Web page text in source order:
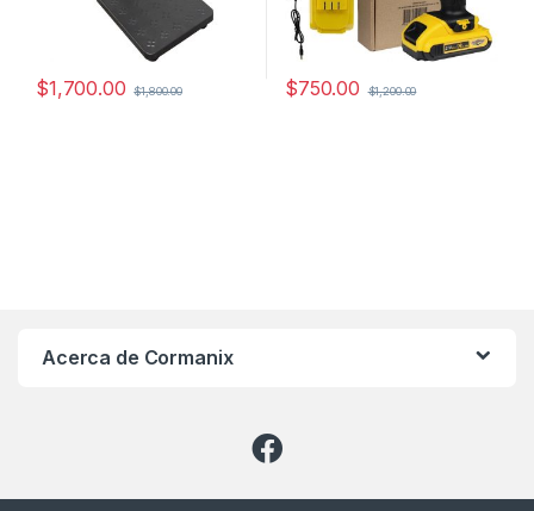
$1,700.00 $1,800.00 $750.00 $1,200.00
Acerca de Cormanix